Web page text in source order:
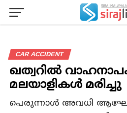
CAR ACCIDENT
ഖത്വറിൽ
മലയാളികൾ മരിച്ചു
പെരുന്നാൾ അവധി